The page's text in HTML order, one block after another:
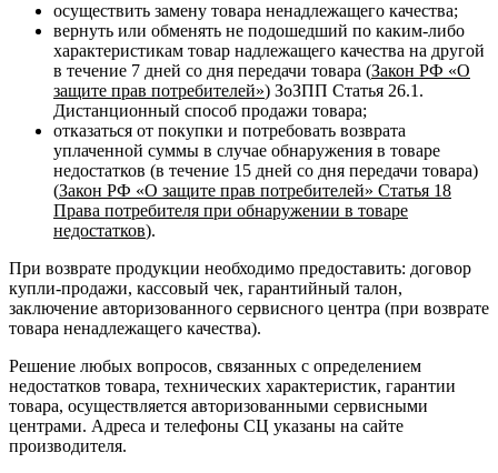
осуществить замену товара ненадлежащего качества;
вернуть или обменять не подошедший по каким-либо
характеристикам товар надлежащего качества на другой
в течение 7 дней со дня передачи товара (Закон РФ «О
защите прав потребителей») ЗоЗПП Статья 26.1.
Дистанционный способ продажи товара;
отказаться от покупки и потребовать возврата
уплаченной суммы в случае обнаружения в товаре
недостатков (в течение 15 дней со дня передачи товара)
(Закон РФ «О защите прав потребителей» Статья 18
Права потребителя при обнаружении в товаре
недостатков).
При возврате продукции необходимо предоставить: договор
купли-продажи, кассовый чек, гарантийный талон,
заключение авторизованного сервисного центра (при возврате
товара ненадлежащего качества).
Решение любых вопросов, связанных с определением
недостатков товара, технических характеристик, гарантии
товара, осуществляется авторизованными сервисными
центрами. Адреса и телефоны СЦ указаны на сайте
производителя.